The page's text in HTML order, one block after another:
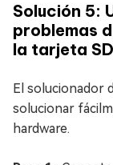
Solución 5:
problemas
la tarjeta
El solucionador
solucionar
hardware.